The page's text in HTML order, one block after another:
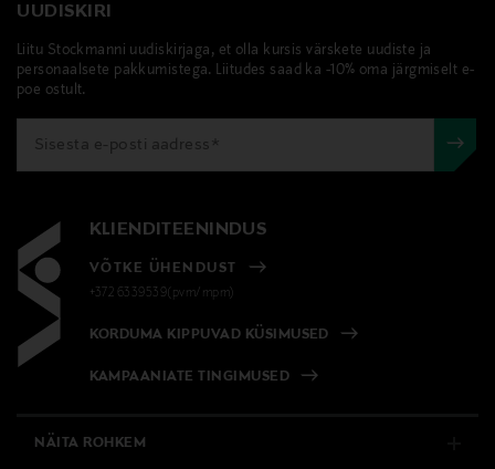
UUDISKIRI
Liitu Stockmanni uudiskirjaga, et olla kursis värskete uudiste ja
personaalsete pakkumistega. Liitudes saad ka -10% oma järgmiselt e-
poe ostult.
KLIENDITEENINDUS
VÕTKE ÜHENDUST
+372 6339539(pvm/mpm)
KORDUMA KIPPUVAD KÜSIMUSED
KAMPAANIATE TINGIMUSED
NÄITA ROHKEM